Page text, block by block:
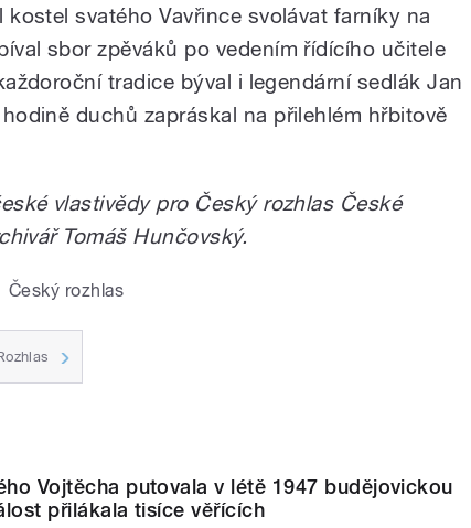
kostel svatého Vavřince svolávat farníky na
sbor zpěváků po vedením řídícího učitele
tradice býval i legendární sedlák Jan
duchů zapráskal na přilehlém hřbitově
vlastivědy pro Český rozhlas České
Tomáš Hunčovský.
Český rozhlas
Vojtěcha putovala v létě 1947 budějovickou
přilákala tisíce věřících